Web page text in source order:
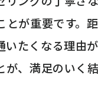
とが重要です。
いたくなる理由
が、満足のいく